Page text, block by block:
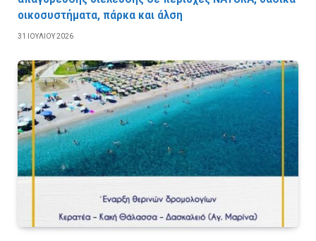
οικοσυστήματα, πάρκα και άλση
31 ΙΟΥΛΊΟΥ 2026